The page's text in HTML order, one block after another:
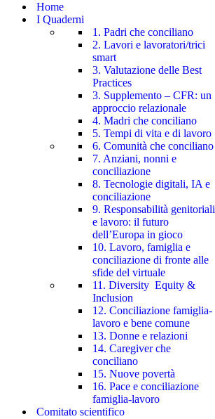
navigazione
Home
I Quaderni
1. Padri che conciliano
2. Lavori e lavoratori/trici
smart
3. Valutazione delle Best
Practices
3. Supplemento – CFR: un
approccio relazionale
4. Madri che conciliano
5. Tempi di vita e di lavoro
6. Comunità che conciliano
7. Anziani, nonni e
conciliazione
8. Tecnologie digitali, IA e
conciliazione
9. Responsabilità genitoriali
e lavoro: il futuro
dell’Europa in gioco
10. Lavoro, famiglia e
conciliazione di fronte alle
sfide del virtuale
11. Diversity Equity &
Inclusion
12. Conciliazione famiglia-
lavoro e bene comune
13. Donne e relazioni
14. Caregiver che
conciliano
15. Nuove povertà
16. Pace e conciliazione
famiglia-lavoro
Comitato scientifico